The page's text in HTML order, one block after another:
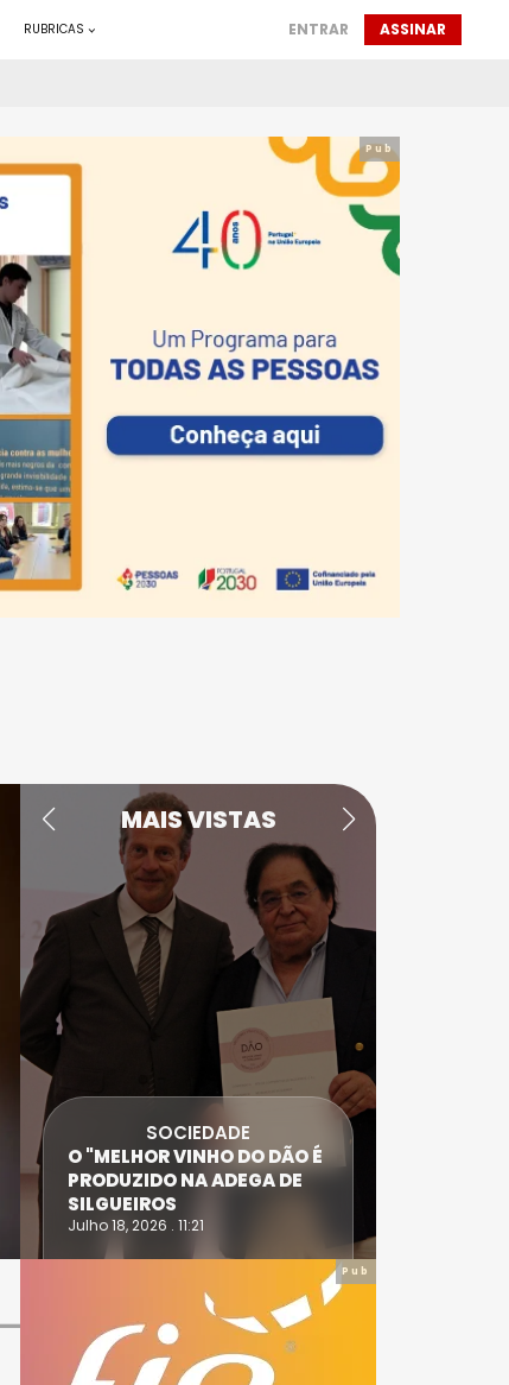
RUBRICAS ENTRAR ASSINAR
Pub
MAIS VISTAS
SOCIEDADE
O "MELHOR VINHO DO DÃO É
PRODUZIDO NA ADEGA DE
SILGUEIROS
Julho 18, 2026 . 11:21
Pub